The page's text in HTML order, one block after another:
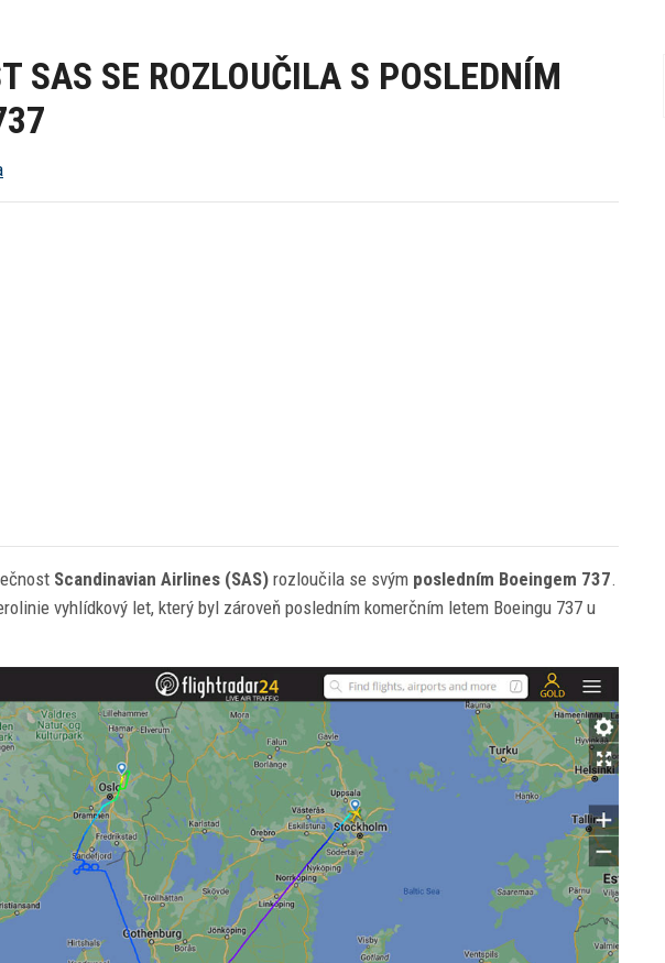
SAS SE ROZLOUČILA S POSLEDNÍM
Scandinavian Airlines (SAS) rozloučila se svým posledním Boeingem 737.
vyhlídkový let, který byl zároveň posledním komerčním letem Boeingu 737 u